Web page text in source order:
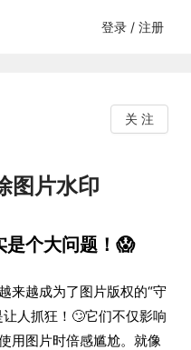
登录 / 注册
关 注
图片水印
是个大问题！😱
来越成为了图片版权的“守
人抓狂！🙄它们不仅影响
用图片时倍感尴尬。就像